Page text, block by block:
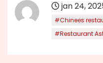
jan 24,
#Chinees
#Restaurant